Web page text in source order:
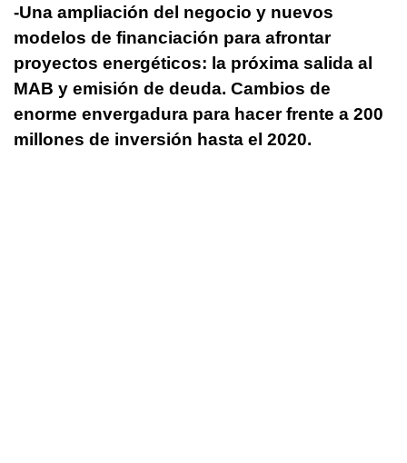
-Una ampliación del negocio y nuevos
modelos de financiación para afrontar
proyectos energéticos: la próxima salida al
MAB y emisión de deuda. Cambios de
enorme envergadura para hacer frente a 200
millones de inversión hasta el 2020.